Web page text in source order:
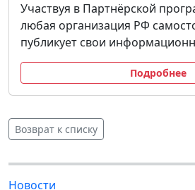
Участвуя в Партнёрской
любая организация РФ
публикует свои
Подробнее
Возврат к списку
Новости